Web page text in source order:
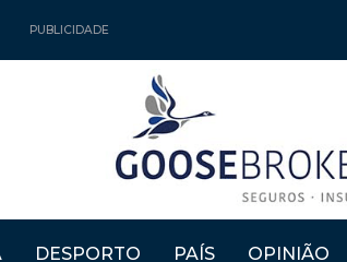
PUBLICIDADE
DESPORTO PAÍS OPINIÃO